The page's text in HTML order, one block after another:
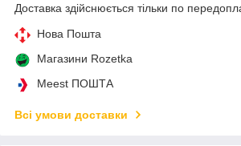
Доставка здійснюється тільки по
Нова Пошта
Магазини Rozetka
Meest ПОШТА
Всі умови доставки